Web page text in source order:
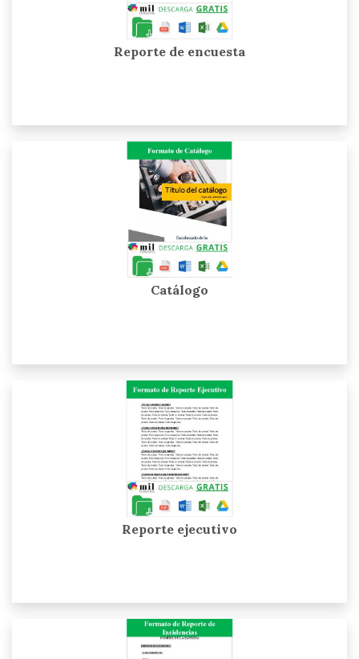
Reporte de encuesta
Catálogo
Reporte ejecutivo